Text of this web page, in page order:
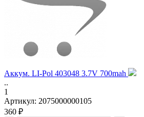
Аккум. LI-Pol 403048 3.7V 700mah
..
1
Артикул: 2075000000105
360 ₽